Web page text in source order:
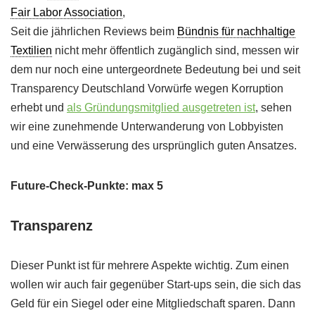
Fair Labor Association,
Seit die jährlichen Reviews beim Bündnis für nachhaltige
Textilien nicht mehr öffentlich zugänglich sind, messen wir
dem nur noch eine untergeordnete Bedeutung bei und seit
Transparency Deutschland Vorwürfe wegen Korruption
erhebt und als Gründungsmitglied ausgetreten ist, sehen
wir eine zunehmende Unterwanderung von Lobbyisten
und eine Verwässerung des ursprünglich guten Ansatzes.
Future-Check-Punkte: max 5
Transparenz
Dieser Punkt ist für mehrere Aspekte wichtig. Zum einen
wollen wir auch fair gegenüber Start-ups sein, die sich das
Geld für ein Siegel oder eine Mitgliedschaft sparen. Dann